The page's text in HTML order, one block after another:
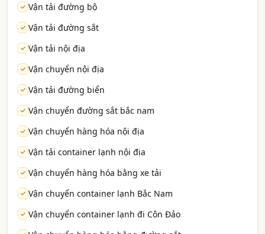
Vận tải đường bộ
Vận tải đường sắt
Vận tải nội địa
Vận chuyển nội địa
Vận tải đường biển
Vận chuyển đường sắt bắc nam
Vận chuyển hàng hóa nội địa
Vận tải container lạnh nội địa
Vận chuyển hàng hóa bằng xe tải
Vận chuyển container lạnh Bắc Nam
Vận chuyển container lạnh đi Côn Đảo